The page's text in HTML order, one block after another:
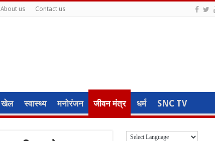
About us Contact us
खेल स्वास्थ्य मनोरंजन जीवन मंत्र धर्म SNC TV